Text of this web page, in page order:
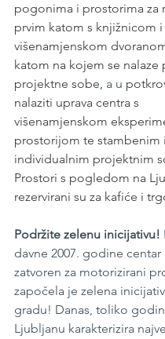
pogonima i prostorima za
prvim katom s knjižnicom i
višenamjenskom
katom na kojem se nalaze
projektne sobe, a u
nalaziti uprava centra s
višenamjenskom
prostorijom te stambenim i
individualnim projektnim
Prostori s pogledom na
rezervirani su za kafiće i
Podržite zelenu inicijativu!
davne 2007. godine
zatvoren za motorizirani
započela je zelena
gradu! Danas, toliko
Ljubljanu karakterizira